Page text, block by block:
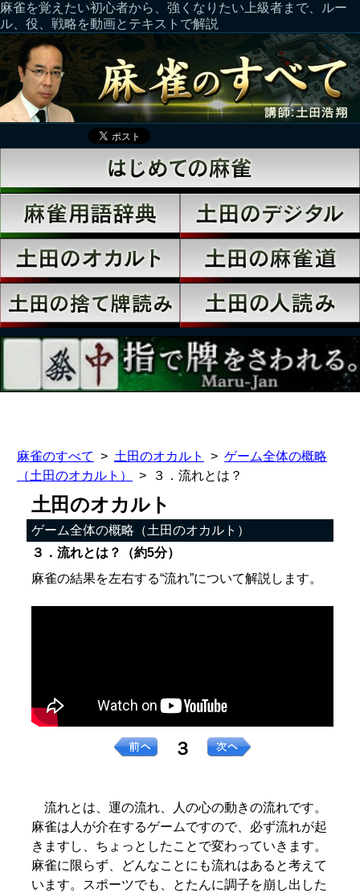
麻雀を覚えたい初心者から、強くなりたい上級者まで、ルー
ル、役、戦略を動画とテキストで解説
麻雀のすべて 土田のオカルト
ゲーム全体の概略
（土田のオカルト）
３．流れとは？
土田のオカルト
ゲーム全体の概略（土田のオカルト）
３．流れとは？（約5分）
麻雀の結果を左右する“流れ”について解説します。
３
流れとは、運の流れ、人の心の動きの流れです。
麻雀は人が介在するゲームですので、必ず流れが起
きますし、ちょっとしたことで変わっていきます。
麻雀に限らず、どんなことにも流れはあると考えて
います。スポーツでも、とたんに調子を崩し出した